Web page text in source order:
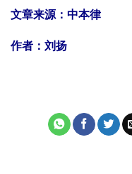
文章来源：中本律
作者：刘扬